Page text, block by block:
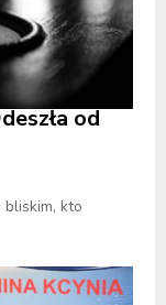
od
bliskim, kto